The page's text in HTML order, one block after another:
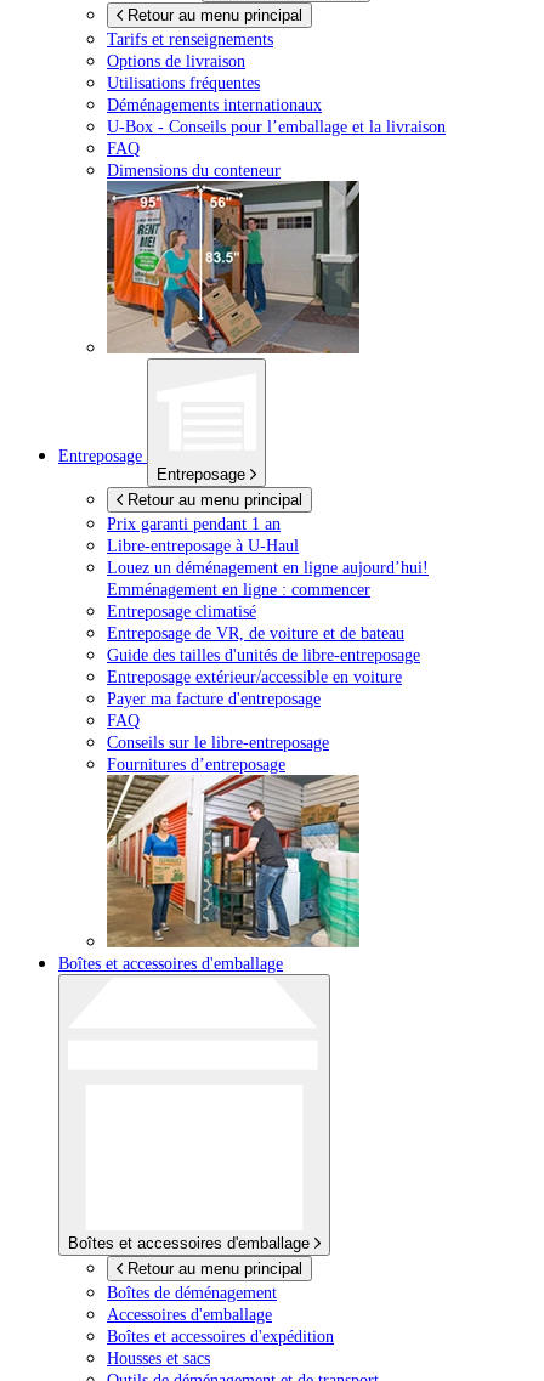
Retour au menu principal
Tarifs et renseignements
Options de livraison
Utilisations fréquentes
Déménagements internationaux
U-Box - Conseils pour l’emballage et la livraison
FAQ
Dimensions du conteneur
Entreposage
Entreposage
Retour au menu principal
Prix garanti pendant 1 an
Libre-entreposage à U-Haul
Louez un déménagement en ligne aujourd’hui!
Emménagement en ligne : commencer
Entreposage climatisé
Entreposage de VR, de voiture et de bateau
Guide des tailles d'unités de libre-entreposage
Entreposage extérieur/accessible en voiture
Payer ma facture d'entreposage
FAQ
Conseils sur le libre-entreposage
Fournitures d’entreposage
Boîtes et accessoires d'emballage
Boîtes et accessoires d'emballage
Retour au menu principal
Boîtes de déménagement
Accessoires d'emballage
Boîtes et accessoires d'expédition
Housses et sacs